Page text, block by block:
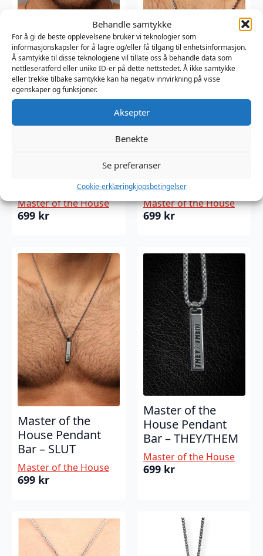
Behandle samtykke
For å gi de beste opplevelsene bruker vi teknologier som
informasjonskapsler for å lagre og/eller få tilgang til enhetsinformasjon.
Å samtykke til disse teknologiene vil tillate oss å behandle data som
nettleseratferd eller unike ID-er på dette nettstedet. Å ikke samtykke
eller trekke tilbake samtykke kan ha negativ innvirkning på visse
egenskaper og funksjoner.
Aksepter
Benekte
Se preferanser
Cookie-erklæringkjopsbetingelser
Bar – PUPPY
Master of the House
699 kr
House Pendant
Bar – QUEER
Master of the House
699 kr
Master of the
House Pendant
Bar – SLUT
Master of the House
699 kr
Master of the
House Pendant
Bar – THEY/THEM
Master of the House
699 kr